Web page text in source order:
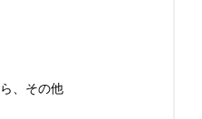
ら、その他